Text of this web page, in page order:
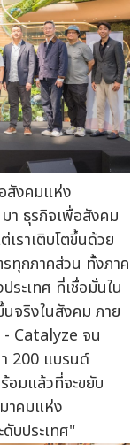
สังคมแห่ง
า ธุรกิจเพื่อสังคม
เราเติบโตขึ้นด้วย
ทุกภาคส่วน ทั้งภาค
ระเทศ ที่เชื่อมั่นใน
นจริงในสังคม ภาย
Catalyze จน
200 แบรนด์
อมแล้วที่จะขยับ
าคมแห่ง
บประเทศ"